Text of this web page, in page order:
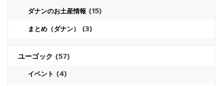
ダナンのお土産情報 (15)
まとめ（ダナン） (3)
ユーゴック (57)
イベント (4)